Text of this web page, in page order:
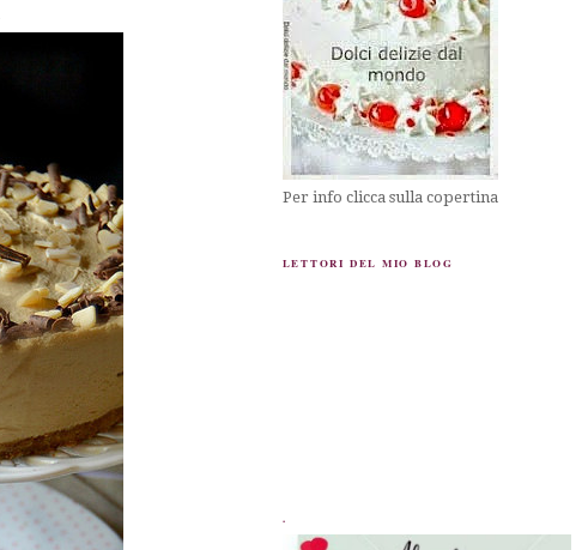
Per info clicca sulla copertina
LETTORI DEL MIO BLOG
.